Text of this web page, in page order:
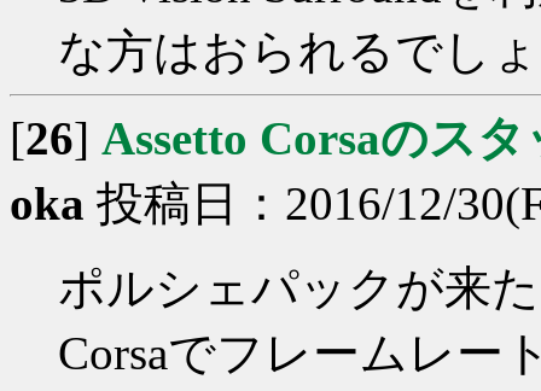
な方はおられるでし
[26] Assetto Corsaのス
oka 投稿日：2016/12/
ポルシェパックが来
Corsaでフレームレー